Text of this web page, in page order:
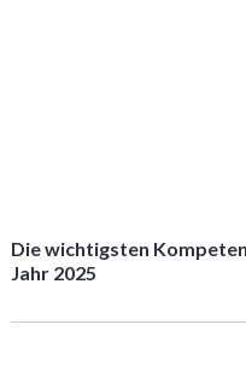
Die wichtigsten
Jahr 2025